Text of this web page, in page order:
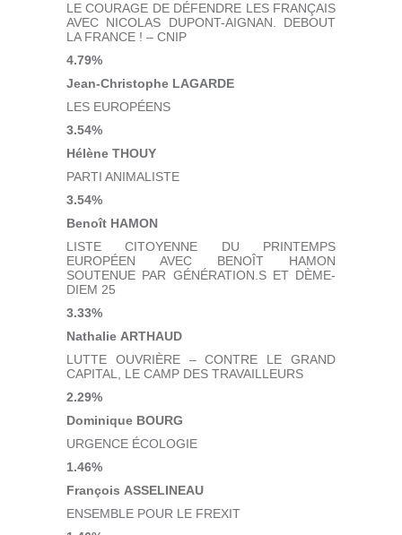
LE COURAGE DE DÉFENDRE LES FRANÇAIS
AVEC NICOLAS DUPONT-AIGNAN. DEBOUT
LA FRANCE ! – CNIP
4.79%
Jean-Christophe LAGARDE
LES EUROPÉENS
3.54%
Hélène THOUY
PARTI ANIMALISTE
3.54%
Benoît HAMON
LISTE CITOYENNE DU PRINTEMPS
EUROPÉEN AVEC BENOÎT HAMON
SOUTENUE PAR GÉNÉRATION.S ET DÈME-
DIEM 25
3.33%
Nathalie ARTHAUD
LUTTE OUVRIÈRE – CONTRE LE GRAND
CAPITAL, LE CAMP DES TRAVAILLEURS
2.29%
Dominique BOURG
URGENCE ÉCOLOGIE
1.46%
François ASSELINEAU
ENSEMBLE POUR LE FREXIT